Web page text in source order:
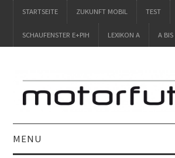
STARTSEITE ZUKUNFT MOBIL TEST
SCHAUFENSTER E+PIH LEXIKON A A
MENU